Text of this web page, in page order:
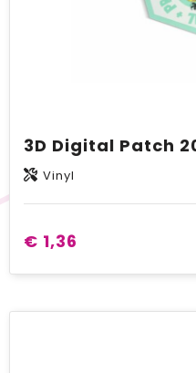
3D Digital Patch
Vinyl
€ 1,36